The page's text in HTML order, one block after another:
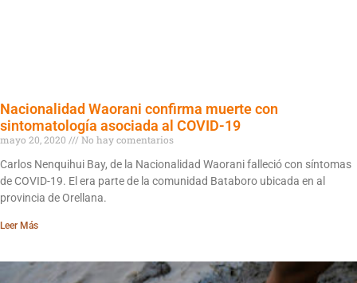
Nacionalidad Waorani confirma muerte con
sintomatología asociada al COVID-19
mayo 20, 2020
No hay comentarios
Carlos Nenquihui Bay, de la Nacionalidad Waorani falleció con síntomas
de COVID-19. El era parte de la comunidad Bataboro ubicada en al
provincia de Orellana.
Leer Más